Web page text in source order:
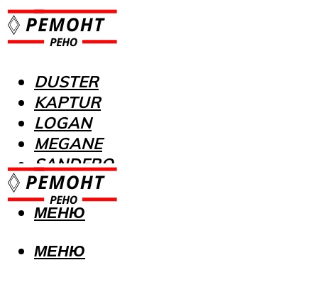
DUSTER
KAPTUR
LOGAN
MEGANE
SANDERO
МЕНЮ
МЕНЮ